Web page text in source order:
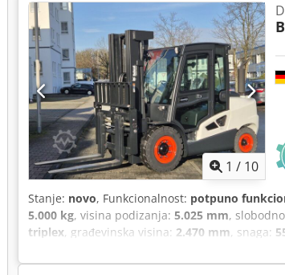
1 / 10
Stanje: novo, Funkcionalnost: potpuno
5.000 kg, visina podizanja: 5.025 mm,
triplex, građevinska visina: 2.470 mm, snaga:
,
1.455 mm,